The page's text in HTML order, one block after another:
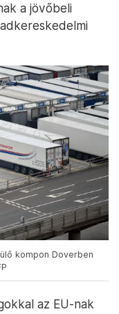
a jövőbeli
kompon Doverben
az EU-nak